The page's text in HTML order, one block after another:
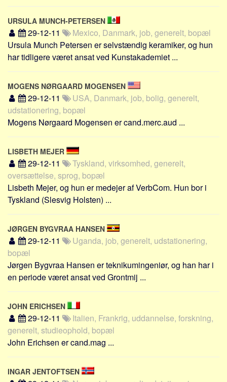
URSULA MUNCH-PETERSEN
29-12-11
Mexico, Danmark, job, generelt, bopæl
Ursula Munch Petersen er selvstændig keramiker, og hun
har tidligere været ansat ved Kunstakademiet ...
MOGENS NØRGAARD MOGENSEN
29-12-11
USA, Danmark, job, bolig, generelt,
udstationering, bopæl
Mogens Nørgaard Mogensen er cand.merc.aud ...
LISBETH MEJER
29-12-11
Tyskland, virksomhed, generelt,
oversættelse, sprog, bopæl
Lisbeth Mejer, og hun er medejer af VerbCom. Hun bor i
Tyskland (Slesvig Holsten) ...
JØRGEN BYGVRAA HANSEN
29-12-11
Uganda, job, generelt, udstationering,
bopæl
Jørgen Bygvraa Hansen er teknikumingeniør, og han har i
en periode været ansat ved Grontmij ...
JOHN ERICHSEN
29-12-11
Italien, Frankrig, uddannelse, forskning,
generelt, studieophold, bopæl
John Erichsen er cand.mag ...
INGAR JENTOFTSEN